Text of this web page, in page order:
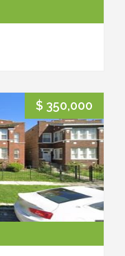
$ 350,000